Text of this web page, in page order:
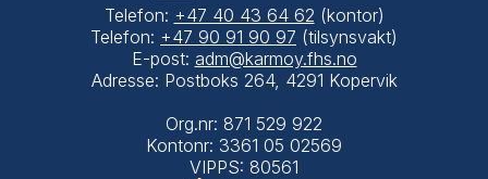
Telefon: +47 40 43 64 62 (kontor)
Telefon: +47 90 91 90 97 (tilsynsvakt)
E-post: adm@karmoy.fhs.no
Adresse: Postboks 264, 4291 Kopervik
Org.nr: 871 529 922
Kontonr: 3361 05 02569
VIPPS: 80561